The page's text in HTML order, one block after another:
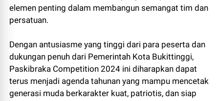
elemen penting dalam membangun semangat tim dan
persatuan.
Dengan antusiasme yang tinggi dari para peserta dan
dukungan penuh dari Pemerintah Kota Bukittinggi,
Paskibraka Competition 2024 ini diharapkan dapat
terus menjadi agenda tahunan yang mampu mencetak
generasi muda berkarakter kuat, patriotis, dan siap